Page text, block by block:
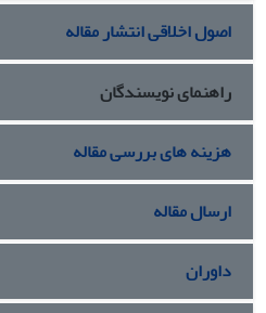
اصول اخلاقی انتشار مقاله
راهنمای نویسندگان
هزینه های بررسی مقاله
ارسال مقاله
داوران